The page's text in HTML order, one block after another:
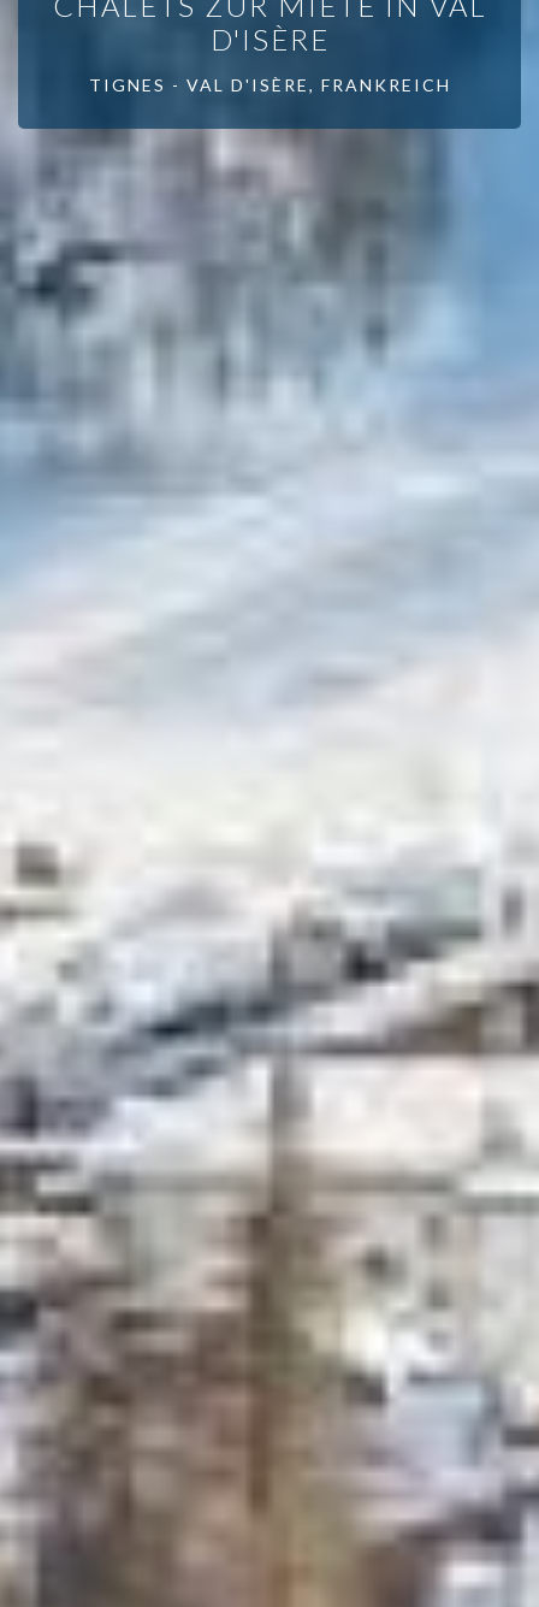
D'ISÈRE
TIGNES - VAL D'ISÈRE, FRANKREICH